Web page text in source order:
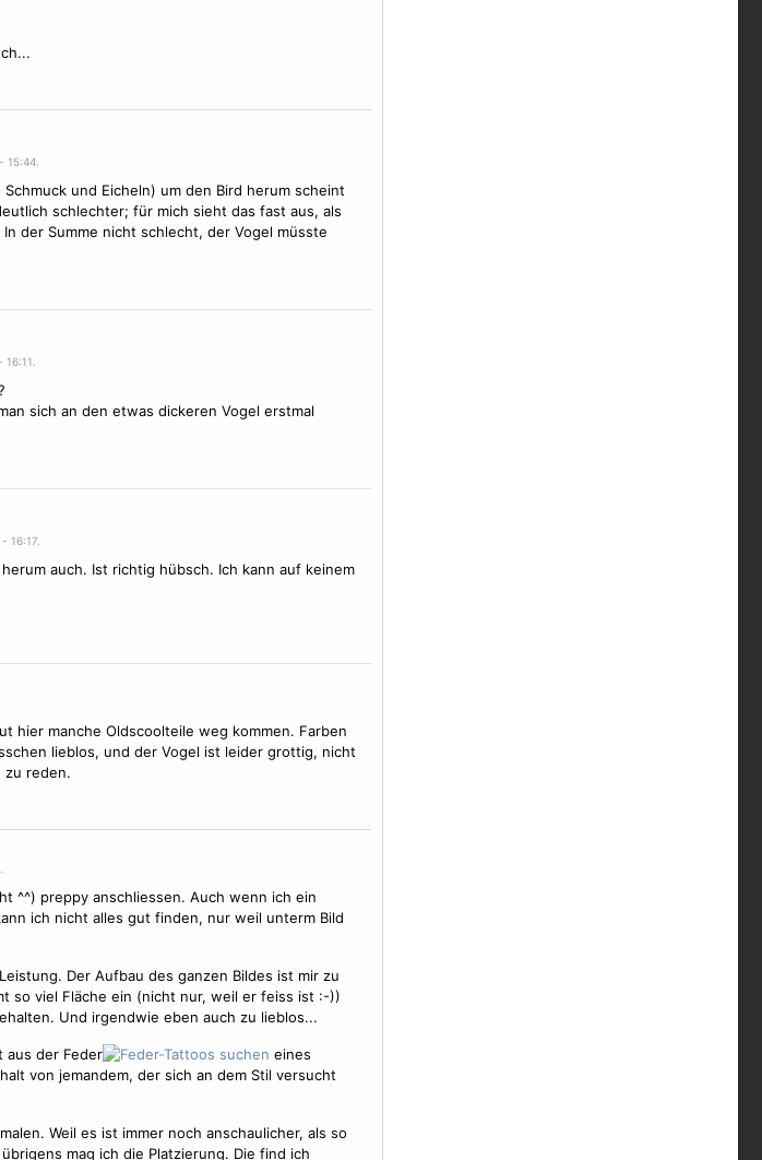
15:44.
und Eicheln) um den Bird herum scheint
schlechter; für mich sieht das fast aus, als
der Summe nicht schlecht, der Vogel müsste
sich an den etwas dickeren Vogel erstmal
16:17.
auch. Ist richtig hübsch. Ich kann auf keinem
hier manche Oldscoolteile weg kommen. Farben
lieblos, und der Vogel ist leider grottig, nicht
zu reden.
^^) preppy anschliessen. Auch wenn ich ein
ich nicht alles gut finden, nur weil unterm Bild
Der Aufbau des ganzen Bildes ist mir zu
so viel Fläche ein (nicht nur, weil er feiss ist :-))
Und irgendwie eben auch zu lieblos...
aus der Feder
eines
von jemandem, der sich an dem Stil versucht
Weil es ist immer noch anschaulicher, als so
mag ich die Platzierung. Die find ich